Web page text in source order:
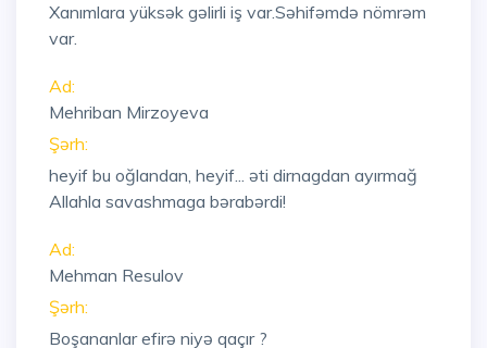
Xanımlara yüksək gəlirli iş var.Səhifəmdə nömrəm
var.
Ad:
Mehriban Mirzoyeva
Şərh:
heyif bu oğlandan, heyif... əti dirnagdan ayırmağ
Allahla savashmaga bərabərdi!
Ad:
Mehman Resulov
Şərh:
Boşananlar efirə niyə qaçır ?